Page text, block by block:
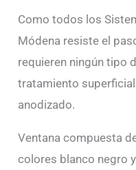
Como todos los
Módena resiste el
requieren ningún tipo
tratamiento
anodizado.
Ventana compuesta
colores blanco negro